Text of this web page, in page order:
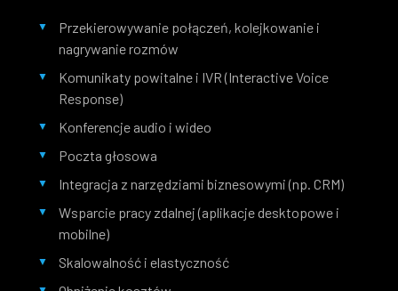
Przekierowywanie połączeń, kolejkowanie i
nagrywanie rozmów
Komunikaty powitalne i IVR (Interactive Voice
Response)
Konferencje audio i wideo
Poczta głosowa
Integracja z narzędziami biznesowymi (np. CRM)
Wsparcie pracy zdalnej (aplikacje desktopowe i
mobilne)
Skalowalność i elastyczność